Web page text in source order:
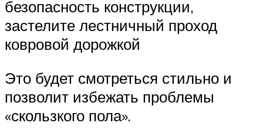
безопасность конструкции,
застелите лестничный проход
ковровой дорожкой
Это будет смотреться стильно и
позволит избежать проблемы
«скользкого пола».